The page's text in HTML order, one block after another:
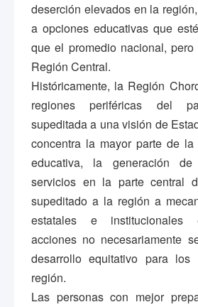
deserción elevados en la
a opciones educativas que
que el promedio nacional,
Región Central.
Históricamente, la Región
regiones periféricas del
supeditada a una visión de
concentra la mayor parte de
educativa, la generación
servicios en la parte central
supeditado a la región a
estatales e institucionales
acciones no necesariamente
desarrollo equitativo para
región.
Las personas con mejor